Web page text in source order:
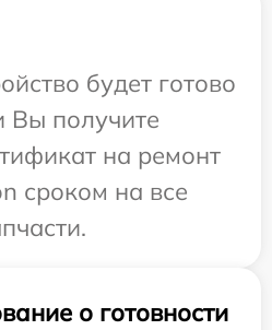
будет готово
Вы получите
на ремонт
сроком на все
о готовности